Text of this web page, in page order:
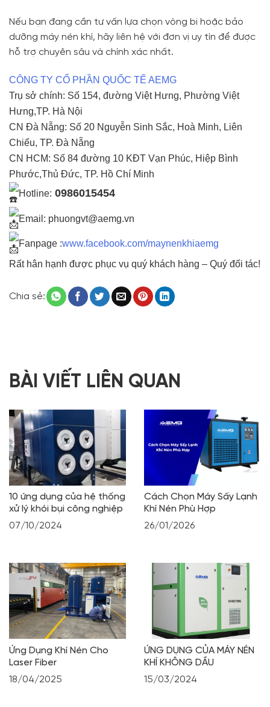
Nếu bạn đang cần tư vấn lựa chọn vòng bi hoặc bảo
dưỡng máy nén khí, hãy liên hệ với đơn vị uy tín để được
hỗ trợ chuyên sâu và chính xác nhất.
CÔNG TY CỔ PHẦN QUỐC TẾ AEMG
Trụ sở chính: Số 154, đường Việt Hưng, Phường Việt
Hưng,TP. Hà Nội
CN Đà Nẵng: Số 20 Nguyễn Sinh Sắc, Hoà Minh, Liên
Chiểu, TP. Đà Nẵng
CN HCM: Số 84 đường 10 KĐT Vạn Phúc, Hiệp Bình
Phước,Thủ Đức, TP. Hồ Chí Minh
Hotline: 0986015454
Email: phuongvt@aemg.vn
Fanpage :www.facebook.com/maynenkhiaemg
Rất hân hạnh được phục vụ quý khách hàng – Quý đối tác!
Chia sẻ:
BÀI VIẾT LIÊN QUAN
10 ứng dụng của hệ thống
xử lý khói bụi công nghiệp
07/10/2024
Cách Chọn Máy Sấy Lạnh
Khí Nén Phù Hợp
26/01/2026
Ứng Dụng Khí Nén Cho
Laser Fiber
18/04/2025
ỨNG DỤNG CỦA MÁY NÉN
KHÍ KHÔNG DẦU
15/03/2024